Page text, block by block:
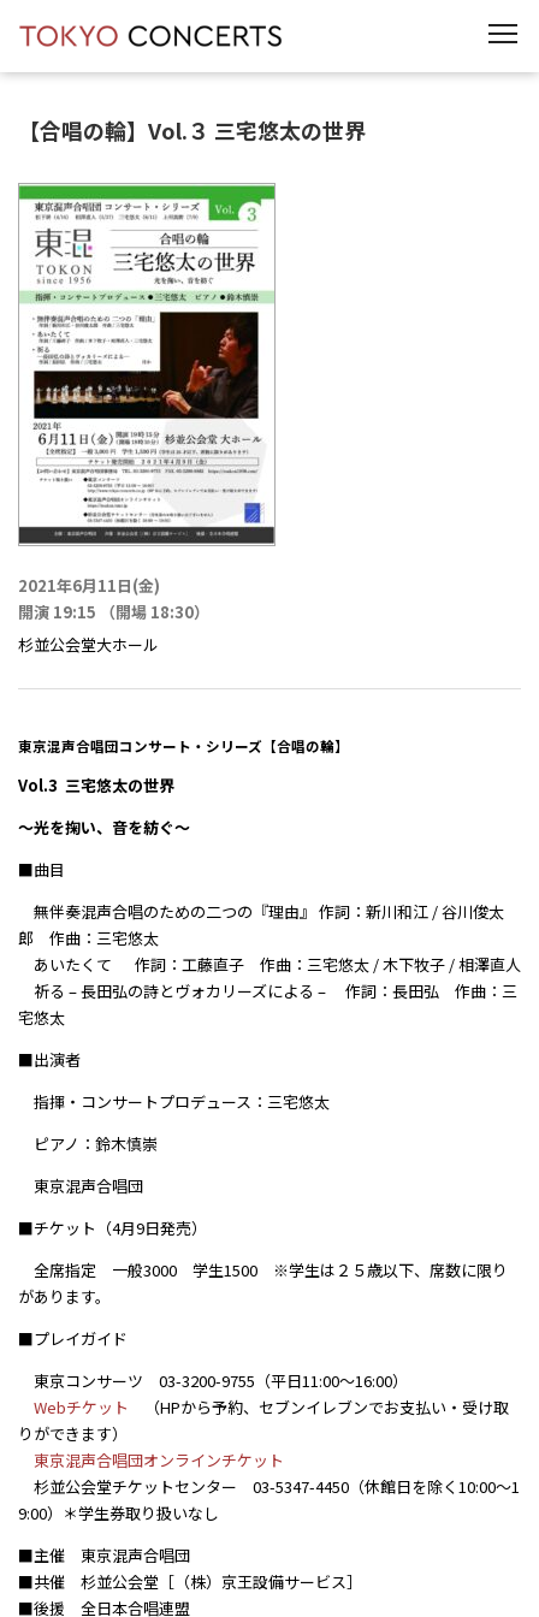
t
o
【合唱の輪】Vol.３ 三宅悠太の世界
2021年6月11日(金)
開演 19:15 （開場 18:30）
杉並公会堂大ホール
東京混声合唱団コンサート・シリーズ【合唱の輪】
Vol.3 三宅悠太の世界
〜光を掬い、音を紡ぐ〜
■曲目
無伴奏混声合唱のための二つの『理由』 作詞：新川和江 / 谷川俊太
郎 作曲：三宅悠太
あいたくて 作詞：工藤直子 作曲：三宅悠太 / 木下牧子 / 相澤直人
祈る – 長田弘の詩とヴォカリーズによる – 作詞：長田弘 作曲：三
宅悠太
■出演者
指揮・コンサートプロデュース：三宅悠太
ピアノ：鈴木慎崇
東京混声合唱団
■チケット（4月9日発売）
全席指定 一般3000 学生1500 ※学生は２５歳以下、席数に限り
があります。
■プレイガイド
東京コンサーツ 03-3200-9755（平日11:00～16:00）
Webチケット
（HPから予約、セブンイレブンでお支払い・受け取
りができます）
東京混声合唱団オンラインチケット
杉並公会堂チケットセンター 03-5347-4450（休館日を除く10:00～1
9:00）＊学生券取り扱いなし
■主催 東京混声合唱団
■共催 杉並公会堂［（株）京王設備サービス］
■後援 全日本合唱連盟